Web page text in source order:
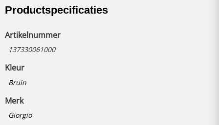
Productspecificaties
Artikelnummer
137330061000
Kleur
Bruin
Merk
Giorgio